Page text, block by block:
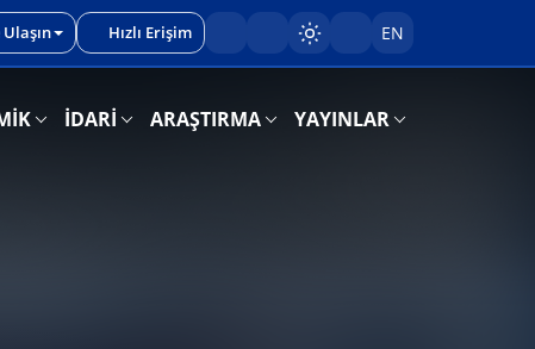
İDARİ ARAŞTIRMA YAYINLAR
Hızlı Erişim Sayfayı karart/aç
EN